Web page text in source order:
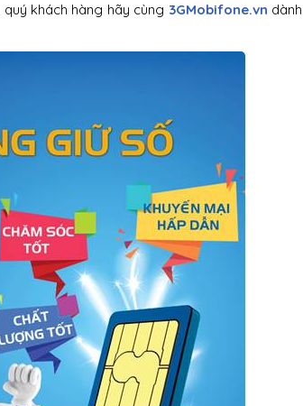
khách hàng hãy cùng 3GMobifone.vn dành